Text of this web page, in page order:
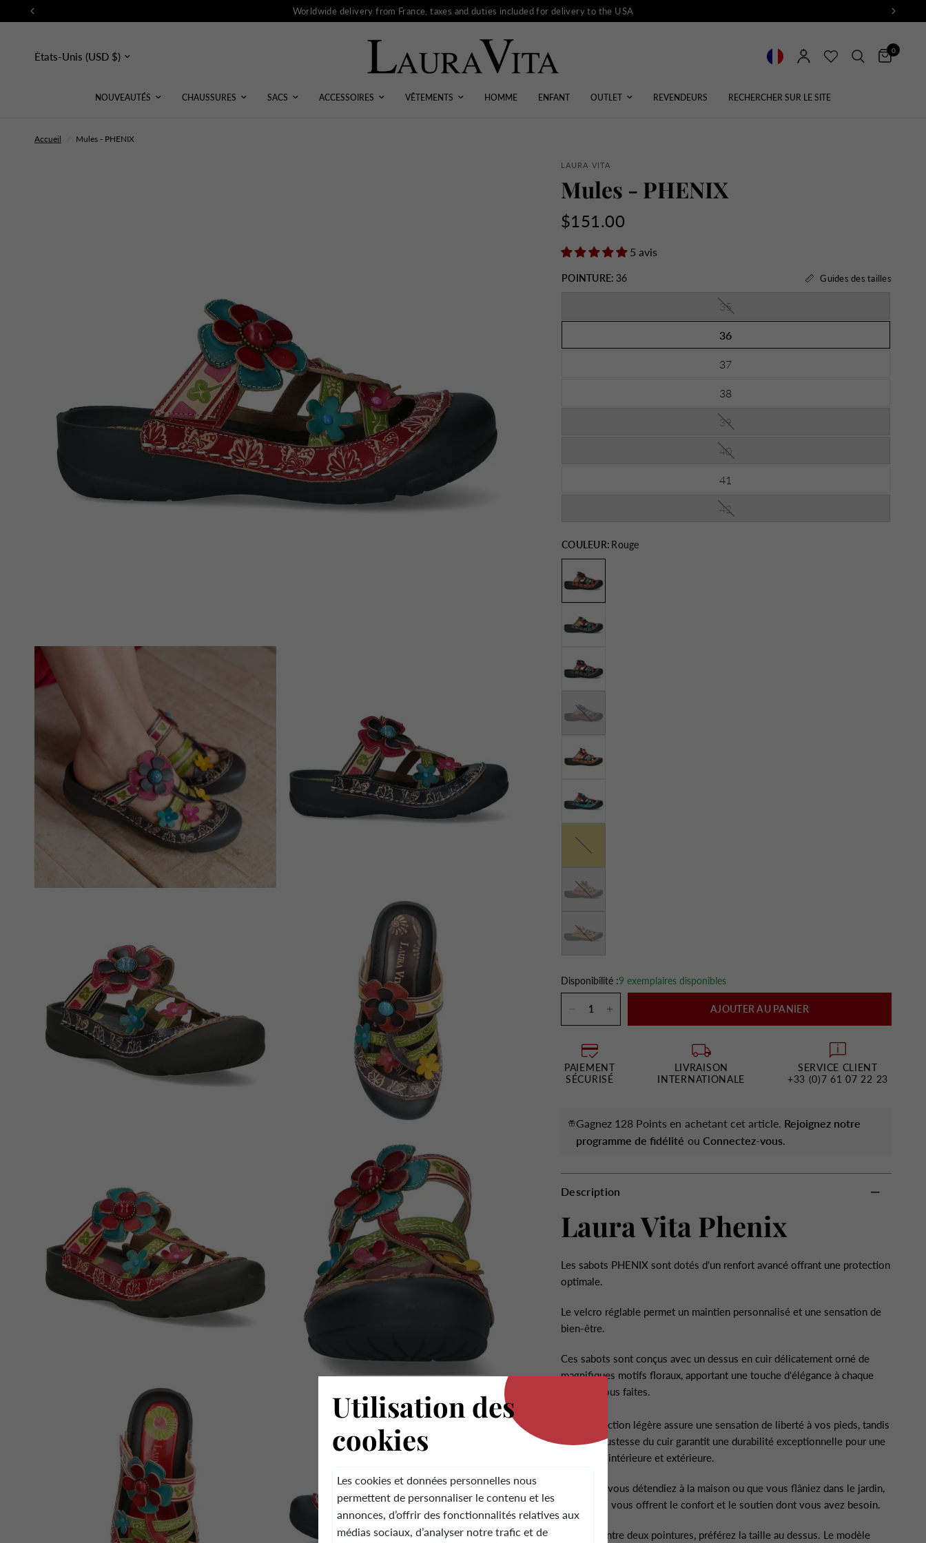
Worldwide delivery from France, taxes and duties included for delivery to the USA
Mettre
à
0
NOUVEAUTÉS CHAUSSURES SACS ACCESSOIRES VÊTEMENTS HOMME ENFANT OUTLET REVENDEURS RECHERCHER SUR LE SITE
Accueil Mules - PHENIX
LAURA VITA
Mules - PHENIX
$151.00
5 avis
POINTURE: 36 Guides des tailles
35
36
37
38
39
40
41
42
COULEUR: Rouge
Disponibilité :9 exemplaires disponibles
AJOUTER AU PANIER
PAIEMENT
SÉCURISÉ
LIVRAISON
INTERNATIONALE
SERVICE CLIENT
+33 (0)7 61 07 22 23
Gagnez 128 Points en achetant cet article. Rejoignez notre
programme de fidélité ou Connectez-vous.
Description
Laura Vita Phenix
Les sabots PHENIX sont dotés d'un renfort avancé offrant une protection
optimale.
Le velcro réglable permet un maintien personnalisé et une sensation de
bien-être.
Ces sabots sont conçus avec un dessus en cuir délicatement orné de
magnifiques motifs floraux, apportant une touche d'élégance à chaque
pas que vous faites.
Sa construction légère assure une sensation de liberté à vos pieds, tandis
que la robustesse du cuir garantit une durabilité exceptionnelle pour une
utilisation intérieure et extérieure.
Que vous vous détendiez à la maison ou que vous flâniez dans le jardin,
ces sabots vous offrent le confort et le soutien dont vous avez besoin.
Conseil: entre deux pointures, préférez la taille au dessus. Le modèle
Utilisation des
cookies
Les cookies et données personnelles nous
permettent de personnaliser le contenu et les
annonces, d’offrir des fonctionnalités relatives aux
médias sociaux, d’analyser notre trafic et de